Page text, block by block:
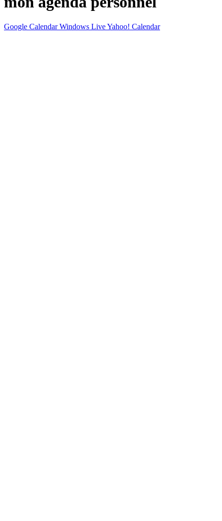
Google Calendar Windows LiveYahoo! Calendar